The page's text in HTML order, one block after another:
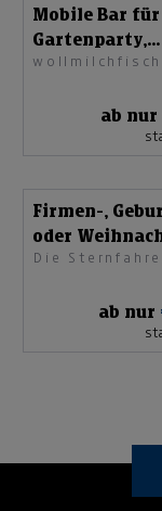
Mobile Bar für
Gartenparty,
Geburtstag u.
wollmilchfisch
ab nur
Firmen-,
oder
Die
ab nur